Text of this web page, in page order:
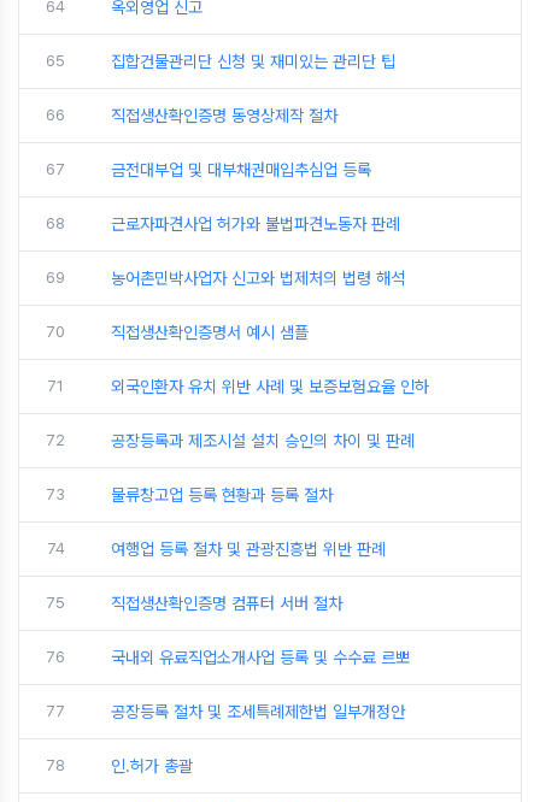
64 옥외영업 신고
65 집합건물관리단 신청 및 재미있는 관리단 팁
66 직접생산확인증명 동영상제작 절차
67 금전대부업 및 대부채권매입추심업 등록
68 근로자파견사업 허가와 불법파견노동자 판례
69 농어촌민박사업자 신고와 법제처의 법령 해석
70 직접생산확인증명서 예시 샘플
71 외국인환자 유치 위반 사례 및 보증보험요율 인하
72 공장등록과 제조시설 설치 승인의 차이 및 판례
73 물류창고업 등록 현황과 등록 절차
74 여행업 등록 절차 및 관광진흥법 위반 판례
75 직접생산확인증명 컴퓨터 서버 절차
76 국내외 유료직업소개사업 등록 및 수수료 르뽀
77 공장등록 절차 및 조세특례제한법 일부개정안
78 인.허가 총괄